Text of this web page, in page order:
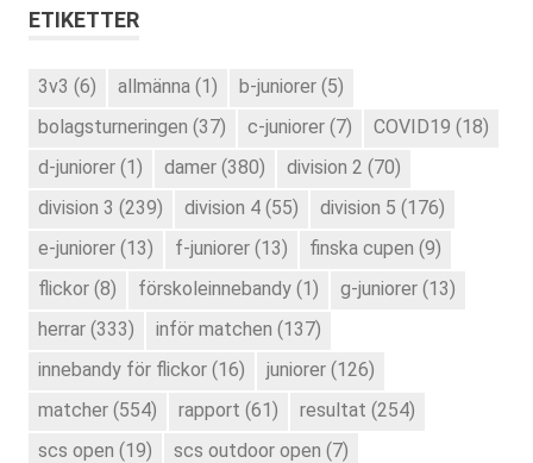
ETIKETTER
3v3 (6) allmänna (1) b-juniorer (5)
bolagsturneringen (37) c-juniorer (7) COVID19 (18)
d-juniorer (1) damer (380) division 2 (70)
division 3 (239) division 4 (55) division 5 (176)
e-juniorer (13) f-juniorer (13) finska cupen (9)
flickor (8) förskoleinnebandy (1) g-juniorer (13)
herrar (333) inför matchen (137)
innebandy för flickor (16) juniorer (126)
matcher (554) rapport (61) resultat (254)
scs open (19) scs outdoor open (7)